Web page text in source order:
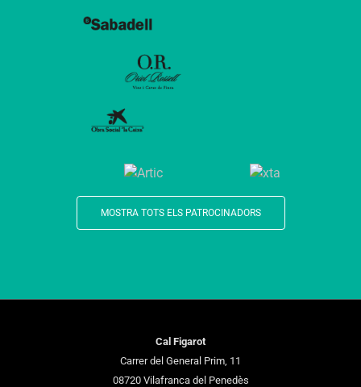
MOSTRA TOTS ELS PATROCINADORS
Cal Figarot
Carrer del General Prim, 11
08720 Vilafranca del Penedès